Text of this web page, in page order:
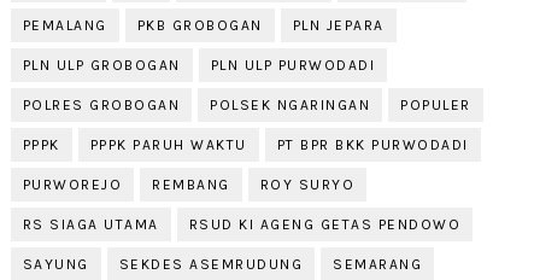
PEMALANG PKB GROBOGAN PLN JEPARA
PLN ULP GROBOGAN PLN ULP PURWODADI
POLRES GROBOGAN POLSEK NGARINGAN POPULER
PPPK PPPK PARUH WAKTU PT BPR BKK PURWODADI
PURWOREJO REMBANG ROY SURYO
RS SIAGA UTAMA RSUD KI AGENG GETAS PENDOWO
SAYUNG SEKDES ASEMRUDUNG SEMARANG